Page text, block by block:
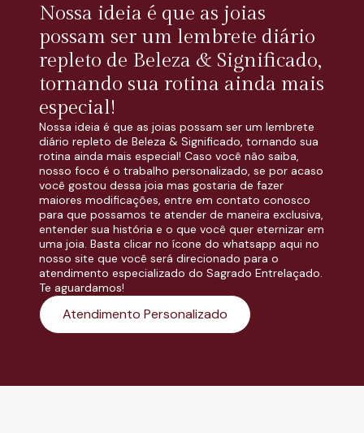
Nossa ideia é que as joias
possam ser um lembrete diário
repleto de Beleza & Significado,
tornando sua rotina ainda mais
especial!
Nossa ideia é que as joias possam ser um lembrete
diário repleto de Beleza & Significado, tornando sua
rotina ainda mais especial! Caso você não saiba,
nosso foco é o trabalho personalizado, se por acaso
você gostou dessa joia mas gostaria de fazer
maiores modificações, entre em contato conosco
para que possamos te atender de maneira exclusiva,
entender sua história e o que você quer eternizar em
uma joia. Basta clicar no ícone do whatsapp aqui no
nosso site que você será direcionado para o
atendimento especializado do Sagrado Entrelaçado.
Te aguardamos!
Atendimento Personalizado